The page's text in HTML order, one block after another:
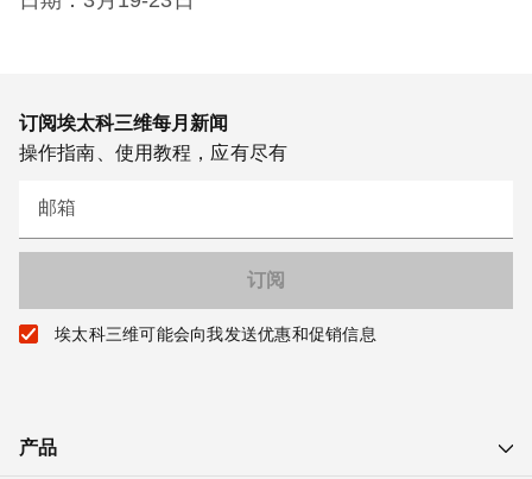
订阅埃太科三维每月新闻
操作指南、使用教程，应有尽有
邮箱
埃太科三维可能会向我发送优惠和促销信息
产品